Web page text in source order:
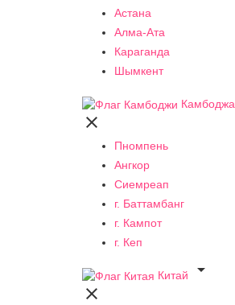
Астана
Алма-Ата
Караганда
Шымкент
Камбоджа

Пномпень
Ангкор
Сиемреап
г. Баттамбанг
г. Кампот
г. Кеп
Китай

